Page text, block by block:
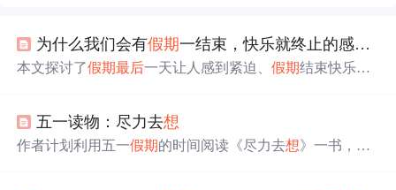
为什么我们会有假期一结束，快乐就终止的感觉？
本文探讨了假期最后一天让人感到紧迫、假期结束快乐终
走“工作倦怠”的小指南，如打破思维定式、不把“忙”与
“闲”对立等。
五一读物：尽力去想
作者计划利用五一假期的时间阅读《尽力去想》一书，以